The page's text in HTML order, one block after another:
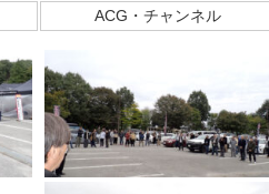
ACG・チャンネル